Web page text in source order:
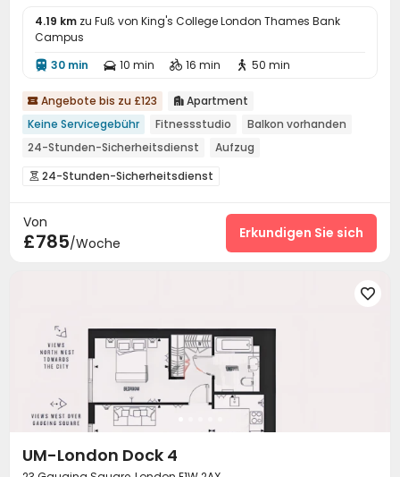
4.19 km zu Fuß von King's College London Thames Bank
Campus
 30 min  10 min  16 min  50 min
 Angebote bis zu £123  Apartment
Keine Servicegebühr
Fitnessstudio
Balkon vorhanden
24-Stunden-Sicherheitsdienst
Aufzug
 24-Stunden-Sicherheitsdienst
Fitnessstudio
Von
£785/Woche
Erkundigen Sie sich

UM-London Dock 4